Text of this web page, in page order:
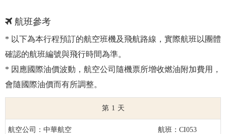
航班參考
* 以下為本行程預訂的航空班機及飛航路線，實際航班以團體
確認的航班編號與飛行時間為準。
* 因應國際油價波動，航空公司隨機票所增收燃油附加費用，
會隨國際油價而有所調整。
1
中華航空 CI053